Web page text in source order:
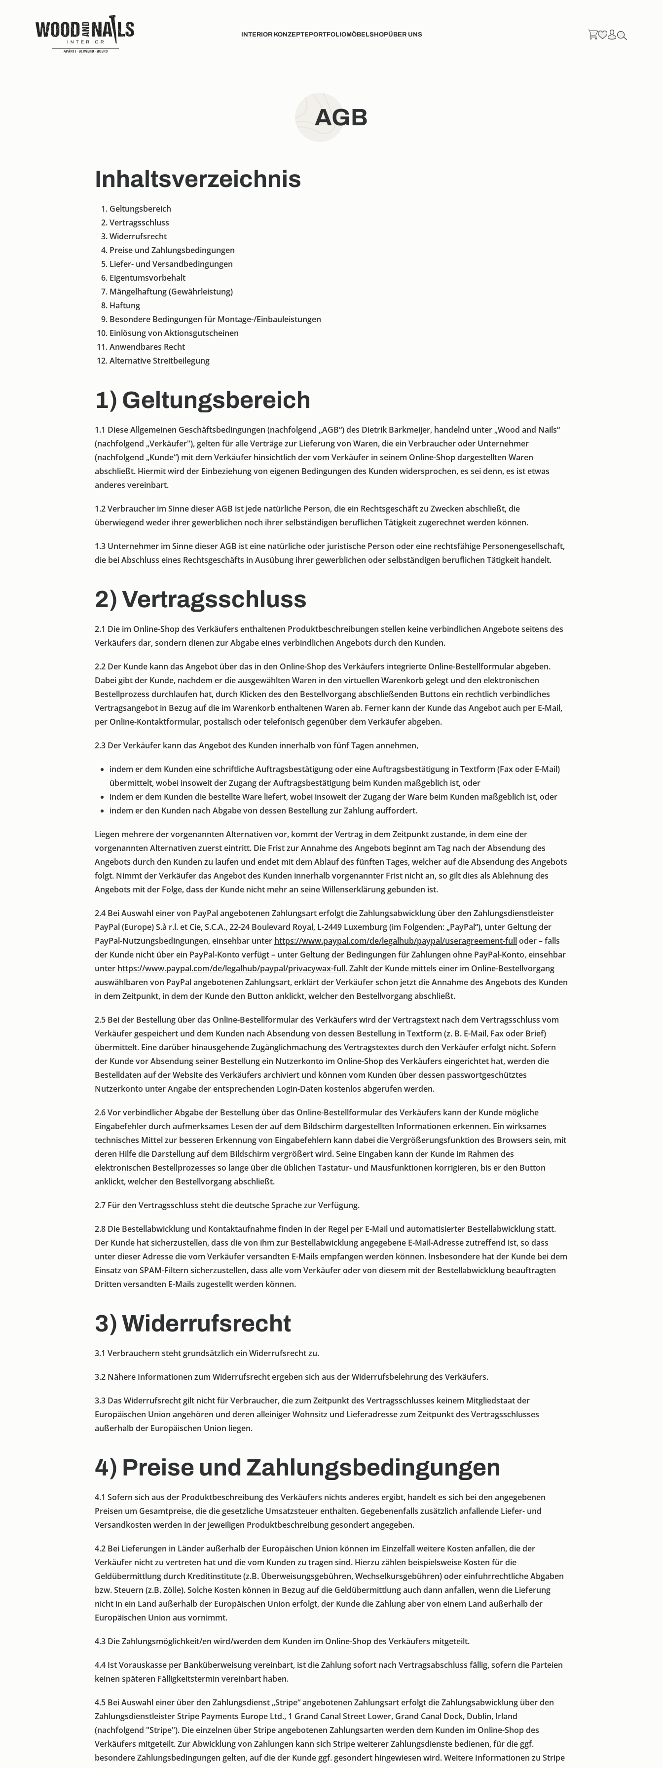
INTERIOR KONZEPTEPORTFOLIOMÖBELSHOPÜBER UNS
AGB
Inhaltsverzeichnis
Geltungsbereich
Vertragsschluss
Widerrufsrecht
Preise und Zahlungsbedingungen
Liefer- und Versandbedingungen
Eigentumsvorbehalt
Mängelhaftung (Gewährleistung)
Haftung
Besondere Bedingungen für Montage-/Einbauleistungen
Einlösung von Aktionsgutscheinen
Anwendbares Recht
Alternative Streitbeilegung
1) Geltungsbereich
1.1 Diese Allgemeinen Geschäftsbedingungen (nachfolgend „AGB“) des Dietrik Barkmeijer, handelnd unter „Wood and Nails“
(nachfolgend „Verkäufer"), gelten für alle Verträge zur Lieferung von Waren, die ein Verbraucher oder Unternehmer
(nachfolgend „Kunde“) mit dem Verkäufer hinsichtlich der vom Verkäufer in seinem Online-Shop dargestellten Waren
abschließt. Hiermit wird der Einbeziehung von eigenen Bedingungen des Kunden widersprochen, es sei denn, es ist etwas
anderes vereinbart.
1.2Verbraucher im Sinne dieser AGB ist jede natürliche Person, die ein Rechtsgeschäft zu Zwecken abschließt, die
überwiegend weder ihrer gewerblichen noch ihrer selbständigen beruflichen Tätigkeit zugerechnet werden können.
1.3 Unternehmer im Sinne dieser AGB ist eine natürliche oder juristische Person oder eine rechtsfähige Personengesellschaft,
die bei Abschluss eines Rechtsgeschäfts in Ausübung ihrer gewerblichen oder selbständigen beruflichen Tätigkeit handelt.
2) Vertragsschluss
2.1 Die im Online-Shop des Verkäufers enthaltenen Produktbeschreibungen stellen keine verbindlichen Angebote seitens des
Verkäufers dar, sondern dienen zur Abgabe eines verbindlichen Angebots durch den Kunden.
2.2 Der Kunde kann das Angebot über das in den Online-Shop des Verkäufers integrierte Online-Bestellformular abgeben.
Dabei gibt der Kunde, nachdem er die ausgewählten Waren in den virtuellen Warenkorb gelegt und den elektronischen
Bestellprozess durchlaufen hat, durch Klicken des den Bestellvorgang abschließenden Buttons ein rechtlich verbindliches
Vertragsangebot in Bezug auf die im Warenkorb enthaltenen Waren ab. Ferner kann der Kunde das Angebot auch per E-Mail,
per Online-Kontaktformular, postalisch oder telefonisch gegenüber dem Verkäufer abgeben.
2.3 Der Verkäufer kann das Angebot des Kunden innerhalb von fünf Tagen annehmen,
indem er dem Kunden eine schriftliche Auftragsbestätigung oder eine Auftragsbestätigung in Textform (Fax oder E-Mail)
übermittelt, wobei insoweit der Zugang der Auftragsbestätigung beim Kunden maßgeblich ist, oder
indem er dem Kunden die bestellte Ware liefert, wobei insoweit der Zugang der Ware beim Kunden maßgeblich ist, oder
indem er den Kunden nach Abgabe von dessen Bestellung zur Zahlung auffordert.
Liegen mehrere der vorgenannten Alternativen vor, kommt der Vertrag in dem Zeitpunkt zustande, in dem eine der
vorgenannten Alternativen zuerst eintritt. Die Frist zur Annahme des Angebots beginnt am Tag nach der Absendung des
Angebots durch den Kunden zu laufen und endet mit dem Ablauf des fünften Tages, welcher auf die Absendung des Angebots
folgt. Nimmt der Verkäufer das Angebot des Kunden innerhalb vorgenannter Frist nicht an, so gilt dies als Ablehnung des
Angebots mit der Folge, dass der Kunde nicht mehr an seine Willenserklärung gebunden ist.
2.4 Bei Auswahl einer von PayPal angebotenen Zahlungsart erfolgt die Zahlungsabwicklung über den Zahlungsdienstleister
PayPal (Europe) S.à r.l. et Cie, S.C.A., 22-24 Boulevard Royal, L-2449 Luxemburg (im Folgenden: „PayPal“), unter Geltung der
PayPal-Nutzungsbedingungen, einsehbar unter https://www.paypal.com/de/legalhub/paypal/useragreement-fulloder – falls
der Kunde nicht über ein PayPal-Konto verfügt – unter Geltung der Bedingungen für Zahlungen ohne PayPal-Konto, einsehbar
unter https://www.paypal.com/de/legalhub/paypal/privacywax-full. Zahlt der Kunde mittels einer im Online-Bestellvorgang
auswählbaren von PayPal angebotenen Zahlungsart, erklärt der Verkäufer schon jetzt die Annahme des Angebots des Kunden
in dem Zeitpunkt, in dem der Kunde den Button anklickt, welcher den Bestellvorgang abschließt.
2.5 Bei der Bestellung über das Online-Bestellformular des Verkäufers wird der Vertragstext nach dem Vertragsschluss vom
Verkäufer gespeichert und dem Kunden nach Absendung von dessen Bestellung in Textform (z. B. E-Mail, Fax oder Brief)
übermittelt. Eine darüber hinausgehende Zugänglichmachung des Vertragstextes durch den Verkäufer erfolgt nicht. Sofern
der Kunde vor Absendung seiner Bestellung ein Nutzerkonto im Online-Shop des Verkäufers eingerichtet hat, werden die
Bestelldaten auf der Website des Verkäufers archiviert und können vom Kunden über dessen passwortgeschütztes
Nutzerkonto unter Angabe der entsprechenden Login-Daten kostenlos abgerufen werden.
2.6Vor verbindlicher Abgabe der Bestellung über das Online-Bestellformular des Verkäufers kann der Kunde mögliche
Eingabefehler durch aufmerksames Lesen der auf dem Bildschirm dargestellten Informationen erkennen. Ein wirksames
technisches Mittel zur besseren Erkennung von Eingabefehlern kann dabei die Vergrößerungsfunktion des Browsers sein, mit
deren Hilfe die Darstellung auf dem Bildschirm vergrößert wird. Seine Eingaben kann der Kunde im Rahmen des
elektronischen Bestellprozesses so lange über die üblichen Tastatur- und Mausfunktionen korrigieren, bis er den Button
anklickt, welcher den Bestellvorgang abschließt.
2.7 Für den Vertragsschluss steht die deutsche Sprache zur Verfügung.
2.8 Die Bestellabwicklung und Kontaktaufnahme finden in der Regel per E-Mail und automatisierter Bestellabwicklung statt.
Der Kunde hat sicherzustellen, dass die von ihm zur Bestellabwicklung angegebene E-Mail-Adresse zutreffend ist, so dass
unter dieser Adresse die vom Verkäufer versandten E-Mails empfangen werden können. Insbesondere hat der Kunde bei dem
Einsatz von SPAM-Filtern sicherzustellen, dass alle vom Verkäufer oder von diesem mit der Bestellabwicklung beauftragten
Dritten versandten E-Mails zugestellt werden können.
3) Widerrufsrecht
3.1 Verbrauchern steht grundsätzlich ein Widerrufsrecht zu.
3.2 Nähere Informationen zum Widerrufsrecht ergeben sich aus der Widerrufsbelehrung des Verkäufers.
3.3 Das Widerrufsrecht gilt nicht für Verbraucher, die zum Zeitpunkt des Vertragsschlusses keinem Mitgliedstaat der
Europäischen Union angehören und deren alleiniger Wohnsitz und Lieferadresse zum Zeitpunkt des Vertragsschlusses
außerhalb der Europäischen Union liegen.
4) Preise und Zahlungsbedingungen
4.1 Sofern sich aus der Produktbeschreibung des Verkäufers nichts anderes ergibt, handelt es sich bei den angegebenen
Preisen um Gesamtpreise, die die gesetzliche Umsatzsteuer enthalten. Gegebenenfalls zusätzlich anfallende Liefer- und
Versandkosten werden in der jeweiligen Produktbeschreibung gesondert angegeben.
4.2 Bei Lieferungen in Länder außerhalb der Europäischen Union können im Einzelfall weitere Kosten anfallen, die der
Verkäufer nicht zu vertreten hat und die vom Kunden zu tragen sind. Hierzu zählen beispielsweise Kosten für die
Geldübermittlung durch Kreditinstitute (z.B. Überweisungsgebühren, Wechselkursgebühren) oder einfuhrrechtliche Abgaben
bzw. Steuern (z.B. Zölle). Solche Kosten können in Bezug auf die Geldübermittlung auch dann anfallen, wenn die Lieferung
nicht in ein Land außerhalb der Europäischen Union erfolgt, der Kunde die Zahlung aber von einem Land außerhalb der
Europäischen Union aus vornimmt.
4.3 Die Zahlungsmöglichkeit/en wird/werden dem Kunden im Online-Shop des Verkäufers mitgeteilt.
4.4 Ist Vorauskasse per Banküberweisung vereinbart, ist die Zahlung sofort nach Vertragsabschluss fällig, sofern die Parteien
keinen späteren Fälligkeitstermin vereinbart haben.
4.5 Bei Auswahl einer über den Zahlungsdienst „Stripe“ angebotenen Zahlungsart erfolgt die Zahlungsabwicklung über den
Zahlungsdienstleister Stripe Payments Europe Ltd., 1 Grand Canal Street Lower, Grand Canal Dock, Dublin, Irland
(nachfolgend "Stripe"). Die einzelnen über Stripe angebotenen Zahlungsarten werden dem Kunden im Online-Shop des
Verkäufers mitgeteilt. Zur Abwicklung von Zahlungen kann sich Stripe weiterer Zahlungsdienste bedienen, für die ggf.
besondere Zahlungsbedingungen gelten, auf die der Kunde ggf. gesondert hingewiesen wird. Weitere Informationen zu Stripe